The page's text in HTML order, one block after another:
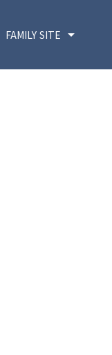
FAMILY SITE